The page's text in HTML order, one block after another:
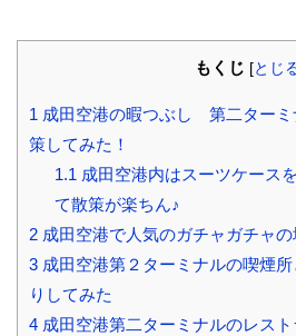
もくじ [とじ
1 成田空港の暇つぶし 第二ターミ
策してみた！
1.1 成田空港内はスーツケース
て散策が楽ちん♪
2 成田空港で人気のガチャガチャの
3 成田空港第２ターミナルの喫煙
りしてみた
4 成田空港第二ターミナルのレス